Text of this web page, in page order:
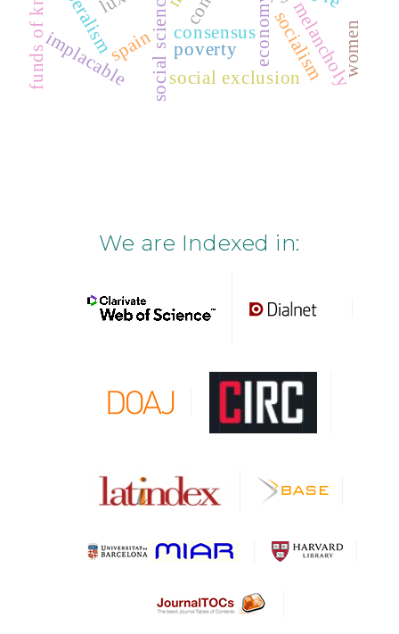
social science consensuseconomy melancholy
implacable socialism
social exclusion
poverty
spain women
We are Indexed in: